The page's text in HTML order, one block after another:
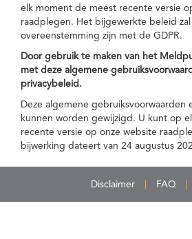
elk moment de meest recente versie
raadplegen. Het bijgewerkte beleid
overeenstemming zijn met de GDPR.
Door gebruik te maken van het
met deze algemene
privacybeleid.
Deze algemene gebruiksvoorwaarden
kunnen worden gewijzigd. U kunt op
recente versie op onze website
bijwerking dateert van 24 augustus
Disclaimer FAQ